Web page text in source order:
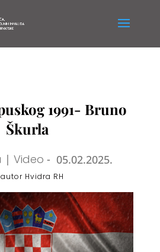
1991- Bruno
Škurla
| Video - 05.02.2025.
autor Hvidra RH